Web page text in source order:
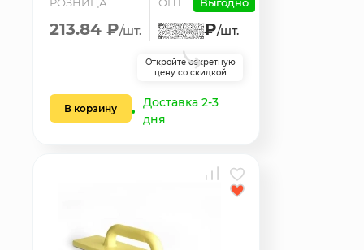
213.84 ₽/шт. ₽/шт.
Откройте секретную
цену со скидкой
В корзину
Доставка 2-3
дня